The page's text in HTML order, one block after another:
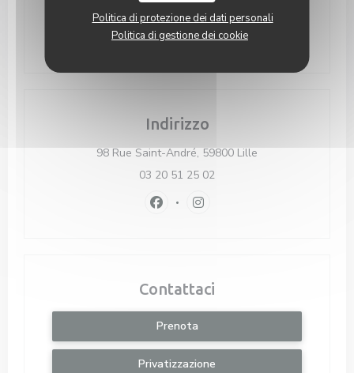
Politica di protezione dei dati personali
Politica di gestione dei cookie
Parking Lille Champ de Mars
Indirizzo
98 Rue Saint-André, 59800 Lille((apre una nuova
03 20 51 25 02
Facebook ((apre una nuova
Instagram ((apre una nuova
Contattaci
Prenota
Privatizzazione